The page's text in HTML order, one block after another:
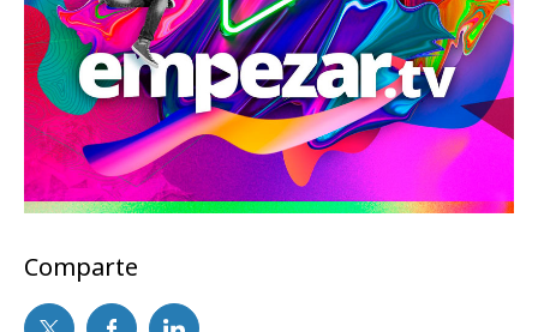
Comparte